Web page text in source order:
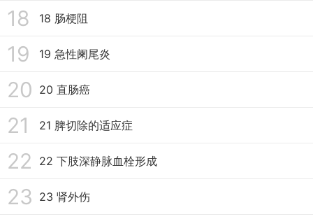
18 18 肠梗阻
19 19 急性阑尾炎
20 20 直肠癌
21 21 脾切除的适应症
22 22 下肢深静脉血栓形成
23 23 肾外伤